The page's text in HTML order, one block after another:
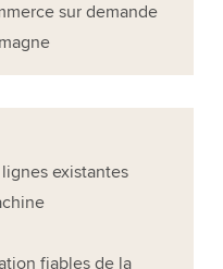
sur demande
existantes
fiables de la